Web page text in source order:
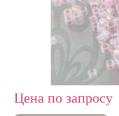
По темам и
Бисер TOHO
Всё для
Цена по запросу